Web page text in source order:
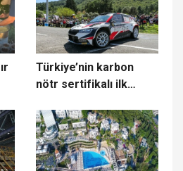
Türkiye’nin karbon
nötr sertifikalı ilk